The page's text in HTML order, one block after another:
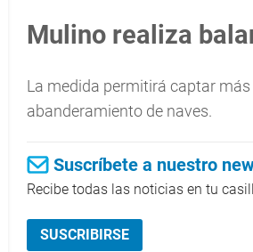
Mulino realiza
La medida permitirá captar
abanderamiento de naves.
Suscríbete a nuestro
Recibe todas las noticias en tu
SUSCRIBIRSE